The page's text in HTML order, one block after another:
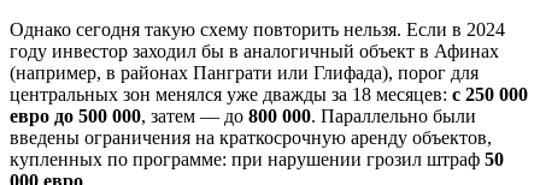
Однако сегодня такую схему повторить нельзя. Если в 2024
году инвестор заходил бы в аналогичный объект в Афинах
(например, в районах Панграти или Глифада), порог для
центральных зон менялся уже дважды за 18 месяцев: с 250 000
евро до 500 000, затем — до 800 000. Параллельно были
введены ограничения на краткосрочную аренду объектов,
купленных по программе: при нарушении грозил штраф 50
000 евро.